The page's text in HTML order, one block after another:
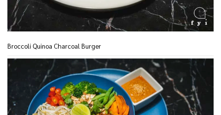
Broccoli Quinoa Charcoal Burger